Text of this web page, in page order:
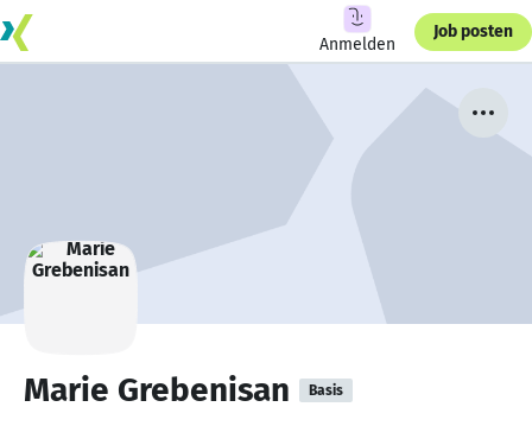
Anmelden
Job posten
Marie Grebenisan Basis